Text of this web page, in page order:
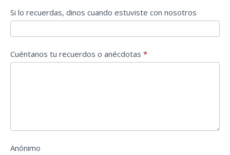
Si lo recuerdas, dinos cuando estuviste con nosotros
Cuéntanos tu recuerdos o anécdotas *
Anónimo